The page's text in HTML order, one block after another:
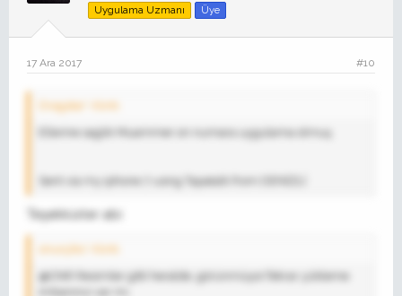
Uygulama Uzmanı
Üye
17 Ara 2017 #10
Dragstar' Alıntı:
Ellerine saglık Muammer on numara uygulama olmuş.
Sent via my iphone 7 using Tapatalk from DENİZLİ
Teşekkürler abi
onurçiko' Alıntı:
@CNR Resimler gitti heralde, görünmüyor.Tekrar yükleme
imkanınız var mı.